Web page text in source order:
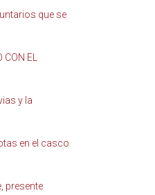
que se
EL
y la
en el casco
presente